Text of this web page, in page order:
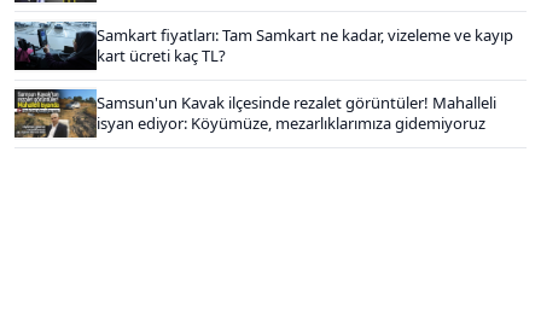
Samkart fiyatları: Tam Samkart ne kadar, vizeleme ve kayıp
kart ücreti kaç TL?
Samsun'un Kavak ilçesinde rezalet görüntüler! Mahalleli
isyan ediyor: Köyümüze, mezarlıklarımıza gidemiyoruz